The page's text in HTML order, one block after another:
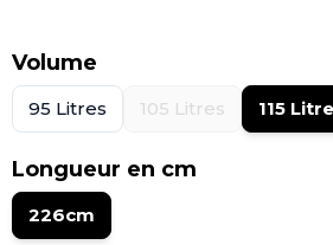
Volume
95 Litres 105 Litres 115
Longueur en cm
226cm